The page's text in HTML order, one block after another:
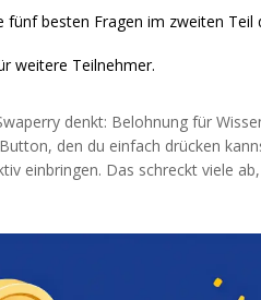
fünf besten Fragen im zweiten Teil
weitere Teilnehmer.
denkt: Belohnung für
den du einfach drücken
einbringen. Das schreckt viele